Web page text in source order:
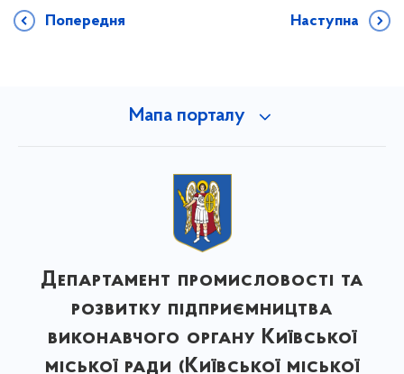
Попередня Наступна
Мапа порталу
Департамент промисловості та
розвитку підприємництва
виконавчого органу Київської
міської ради (Київської міської